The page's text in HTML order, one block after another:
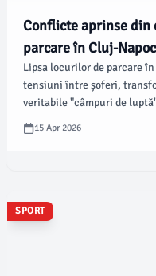
Conflicte aprinse din
parcare în Cluj-
Lipsa locurilor de parcare
tensiuni între șoferi,
veritabile "câmpuri de
amenințări severe după ce
15 Apr 2026
SPORT